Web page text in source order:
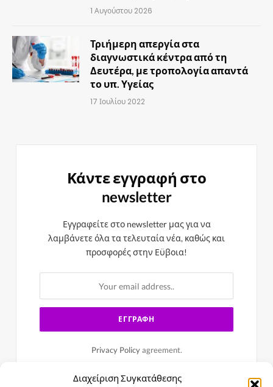
Διαχείριση Συγκατάθεσης
1 Αυγούστου 2026
Τριήμερη απεργία στα
διαγνωστικά κέντρα από τη
Δευτέρα, με τροπολογία απαντά
το υπ. Υγείας
17 Ιουλίου 2022
Κάντε εγγραφή στο
newsletter
Εγγραφείτε στο newsletter μας για να
λαμβάνετε όλα τα τελευταία νέα, καθώς και
προσφορές στην Εϋβοια!
Privacy Policyagreement.